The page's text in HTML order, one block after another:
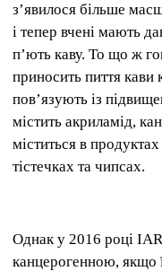
з’явилося більше
і тепер вчені мають
п’ють каву. То що ж
приносить пиття
пов’язують із
містить акриламід,
міститься в
тістечках та чипсах.
Однак у 2016 році
канцерогенною, якщо